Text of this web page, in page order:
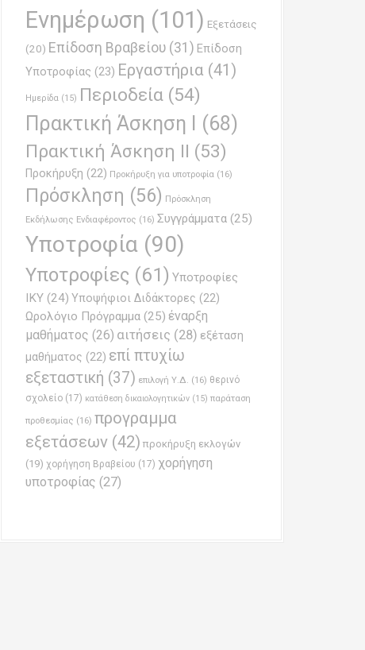
Ενημέρωση (101) Εξετάσεις
(20) Επίδοση Βραβείου (31) Επίδοση
Υποτροφίας (23) Εργαστήρια (41)
Ημερίδα (15) Περιοδεία (54)
Πρακτική Άσκηση Ι (68)
Πρακτική Άσκηση ΙΙ (53)
Προκήρυξη (22) Προκήρυξη για υποτροφία (16)
Πρόσκληση (56) Πρόσκληση
Εκδήλωσης Ενδιαφέροντος (16) Συγγράμματα (25)
Υποτροφία (90)
Υποτροφίες (61) Υποτροφίες
ΙΚΥ (24) Υποψήφιοι Διδάκτορες (22)
Ωρολόγιο Πρόγραμμα (25) έναρξη
μαθήματος (26) αιτήσεις (28) εξέταση
μαθήματος (22) επί πτυχίω
εξεταστική (37) επιλογή Υ.Δ. (16) θερινό
σχολείο (17) κατάθεση δικαιολογητικών (15) παράταση
προθεσμίας (16) προγραμμα
εξετάσεων (42) προκήρυξη εκλογών
(19) χορήγηση Βραβείου (17) χορήγηση
υποτροφίας (27)